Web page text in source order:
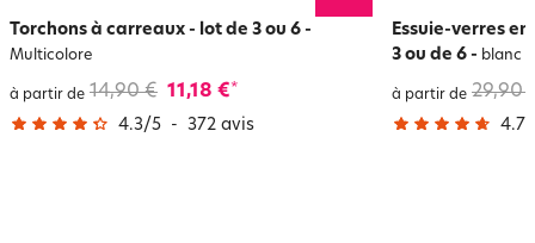
Torchons à carreaux - lot de 3 ou 6 -
Multicolore
à partir de 14,90 € 11,18 €*
4.3/5 - 372 avis
Essuie-verres
3 ou de 6 - blanc
à partir de 29,90
4.7